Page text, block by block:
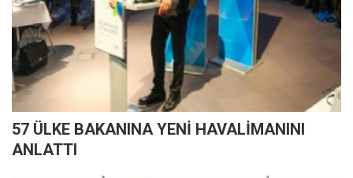
57 ÜLKE BAKANINA YENİ HAVALİMANINI
ANLATTI